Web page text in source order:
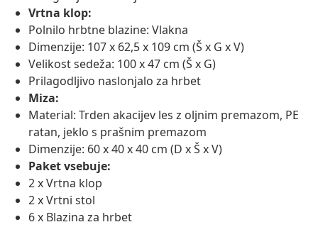
Vrtna klop:
Polnilo hrbtne blazine: Vlakna
Dimenzije: 107 x 62,5 x 109 cm (Š x G x V)
Velikost sedeža: 100 x 47 cm (Š x G)
Prilagodljivo naslonjalo za hrbet
Miza:
Material: Trden akacijev les z oljnim premazom, PE
ratan, jeklo s prašnim premazom
Dimenzije: 60 x 40 x 40 cm (D x Š x V)
Paket vsebuje:
2 x Vrtna klop
2 x Vrtni stol
6 x Blazina za hrbet